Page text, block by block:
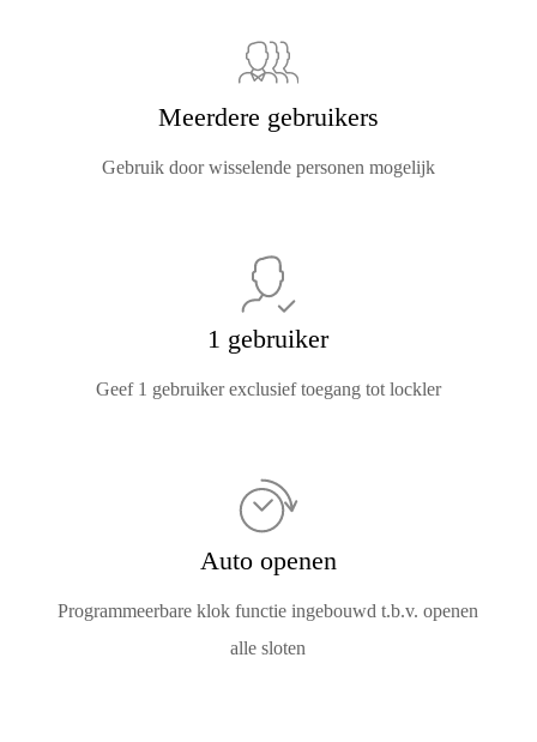
Meerdere gebruikers
Gebruik door wisselende personen mogelijk
1 gebruiker
Geef 1 gebruiker exclusief toegang tot lockler
Auto openen
Programmeerbare klok functie ingebouwd t.b.v. openen
alle sloten